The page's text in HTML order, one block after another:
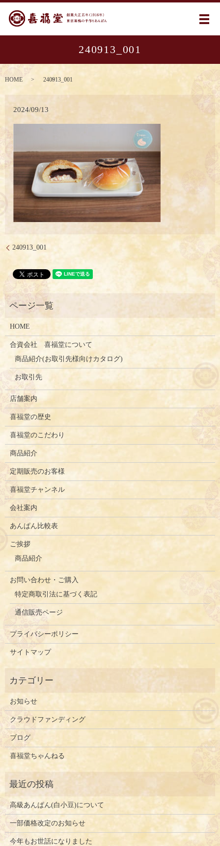
メ
240913_001
HOME 240913_001
2024/09/13
240913_001
HOME
合資会社 喜福堂について
商品紹介(お取引先様向けカタログ)
お取引先
店舗案内
喜福堂の歴史
喜福堂のこだわり
商品紹介
定期販売のお客様
喜福堂チャンネル
会社案内
あんぱん比較表
ご挨拶
商品紹介
お問い合わせ・ご購入
特定商取引法に基づく表記
通信販売ページ
プライバシーポリシー
サイトマップ
お知らせ
クラウドファンディング
ブログ
喜福堂ちゃんねる
高級あんぱん(白小豆)について
一部価格改定のお知らせ
今年もお世話になりました